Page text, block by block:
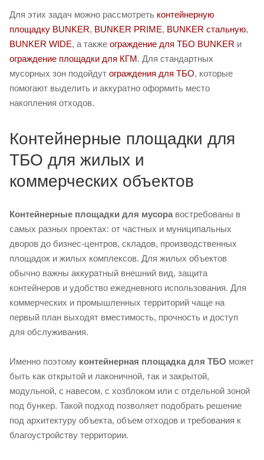
Для этих задач можно рассмотреть контейнерную
площадку BUNKER, BUNKER PRIME, BUNKER стальную,
BUNKER WIDE, а также ограждение для ТБО BUNKER и
ограждение площадки для КГМ. Для стандартных
мусорных зон подойдут ограждения для ТБО, которые
помогают выделить и аккуратно оформить место
накопления отходов.
Контейнерные площадки для
ТБО для жилых и
коммерческих объектов
Контейнерные площадки для мусора востребованы в
самых разных проектах: от частных и муниципальных
дворов до бизнес-центров, складов, производственных
площадок и жилых комплексов. Для жилых объектов
обычно важны аккуратный внешний вид, защита
контейнеров и удобство ежедневного использования. Для
коммерческих и промышленных территорий чаще на
первый план выходят вместимость, прочность и доступ
для обслуживания.
Именно поэтому контейнерная площадка для ТБО может
быть как открытой и лаконичной, так и закрытой,
модульной, с навесом, с хозблоком или с отдельной зоной
под бункер. Такой подход позволяет подобрать решение
под архитектуру объекта, объем отходов и требования к
благоустройству территории.